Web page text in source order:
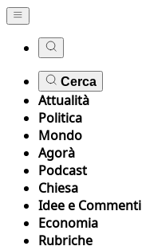
Cerca
Attualità
Politica
Mondo
Agorà
Podcast
Chiesa
Idee e Commenti
Economia
Rubriche